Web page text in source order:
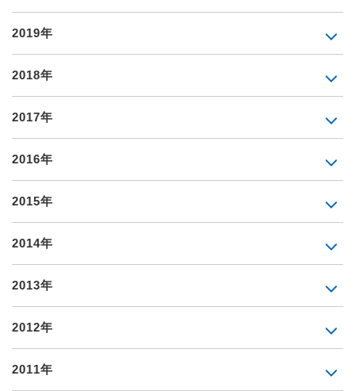
2019年
2018年
2017年
2016年
2015年
2014年
2013年
2012年
2011年